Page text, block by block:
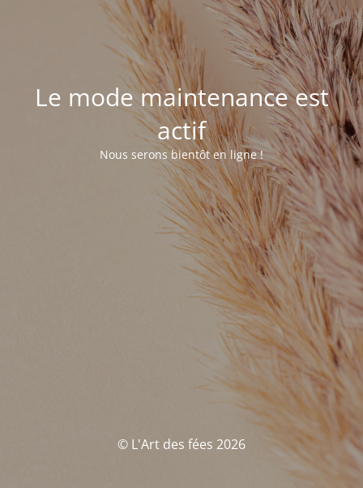
Le mode maintenance est
actif
Nous serons bientôt en ligne !
© L'Art des fées 2026